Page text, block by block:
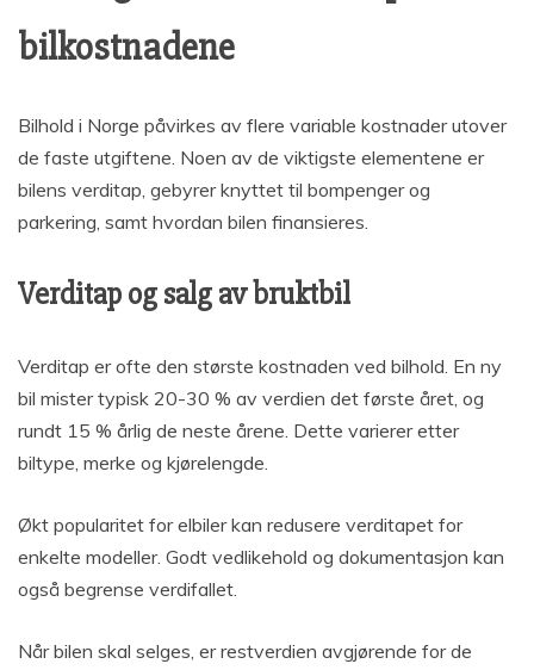
bilkostnadene
Bilhold i Norge påvirkes av flere variable kostnader utover
de faste utgiftene. Noen av de viktigste elementene er
bilens verditap, gebyrer knyttet til bompenger og
parkering, samt hvordan bilen finansieres.
Verditap og salg av bruktbil
Verditap er ofte den største kostnaden ved bilhold. En ny
bil mister typisk 20-30 % av verdien det første året, og
rundt 15 % årlig de neste årene. Dette varierer etter
biltype, merke og kjørelengde.
Økt popularitet for elbiler kan redusere verditapet for
enkelte modeller. Godt vedlikehold og dokumentasjon kan
også begrense verdifallet.
Når bilen skal selges, er restverdien avgjørende for de